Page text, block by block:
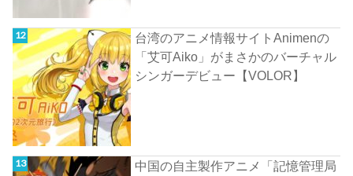
台湾のアニメ情報サイトAnimenの
「艾可Aiko」がまさかのバーチャル
シンガーデビュー【VOLOR】
中国の自主製作アニメ「記憶管理局